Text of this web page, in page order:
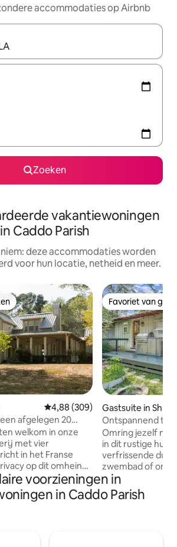
accommodaties op Airbnb
beschikbaar zijn, maak je een keuze
Zoeken
vakantiewoningen
in Caddo Parish
deze accommodaties worden
voor hun locatie, netheid en meer.
Gemiddelde beoordeling van
4,88 (309)
afgelegen 20
welkom in onze
met vier
in het Franse
op dit omheinde
met genoeg
en boten.
opzichte van alle
Favoriet van
Favoriet van
Gastsuite in
Ontspannend
Omring jezelf
in dit rustige
verfrissende duik
zwembad of
Trakteer jezelf
klusjes! Je geniet
snelle
voorzieningen in
in Caddo Parish